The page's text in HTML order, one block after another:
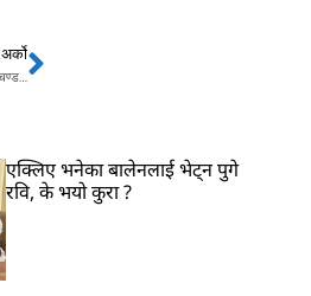
अर्को
प्रधानमन्त्री प्रचण्ड भदौमा चीन जानेNext
एक्लिए भनेका बालेनलाई भेट्न पुगे
रवि, के भयो कुरा ?